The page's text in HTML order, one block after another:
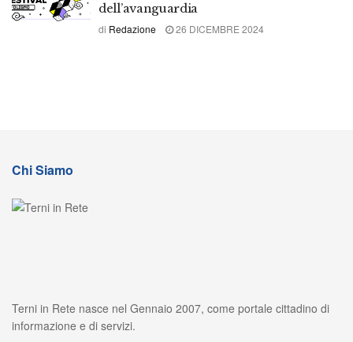
dell’avanguardia
di Redazione 26 DICEMBRE 2024
Chi Siamo
Terni in Rete nasce nel Gennaio 2007, come portale cittadino di
informazione e di servizi.